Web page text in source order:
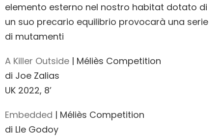
elemento esterno nel nostro habitat dotato di
un suo precario equilibrio provocarà una serie
di mutamenti
A Killer Outside | Méliès Competition
di Joe Zalias
UK 2022, 8’
Embedded | Méliès Competition
di Lle Godoy